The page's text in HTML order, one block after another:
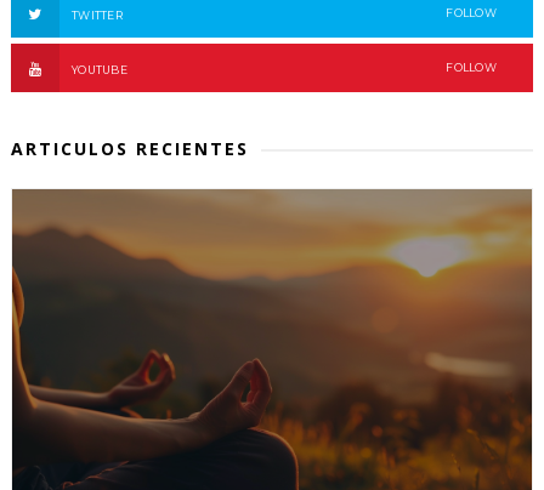
TWITTER FOLLOW
YOUTUBE FOLLOW
ARTICULOS RECIENTES